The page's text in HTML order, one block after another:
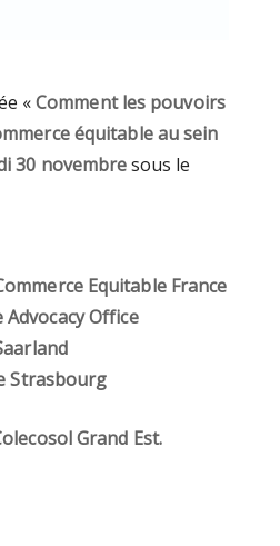
«Comment les pouvoirs
équitable au sein
30 novembresous le
Equitable France
Advocacy Office
Strasbourg
Grand Est.